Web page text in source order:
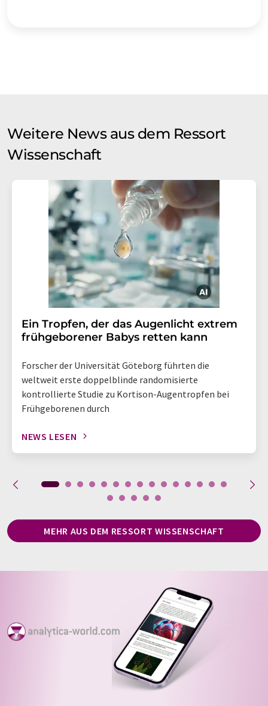
Weitere News aus dem Ressort
Wissenschaft
Ein Tropfen, der das Augenlicht extrem
frühgeborener Babys retten kann
Forscher der Universität Göteborg führten die
weltweit erste doppelblinde randomisierte
kontrollierte Studie zu Kortison-Augentropfen bei
Frühgeborenen durch
NEWS LESEN
MEHR AUS DEM RESSORT WISSENSCHAFT